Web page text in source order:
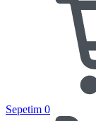
Sepetim 0